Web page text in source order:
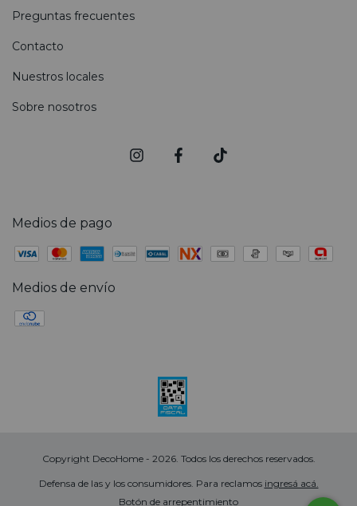
Preguntas frecuentes
Contacto
Nuestros locales
Sobre nosotros
Medios de pago
Medios de envío
Copyright DecoHome - 2026. Todos los derechos reservados.
Defensa de las y los consumidores. Para reclamos ingresá acá.
Botón de arrepentimiento